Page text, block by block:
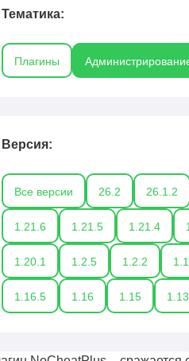
Тематика:
Плагины
Версия:
Все версии 26.2 26.1.2
1.21.6 1.21.5 1.21.4
1.20.1 1.2.5 1.2.2
1.16.5 1.16 1.15 1.13